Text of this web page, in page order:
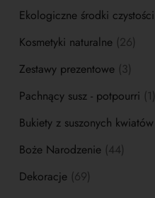
Ekologiczne środki czystości
Kosmetyki naturalne (26)
Zestawy prezentowe (3)
Pachnący susz - potpourri (1)
Bukiety z suszonych kwiatów
Boże Narodzenie (44)
Dekoracje (69)